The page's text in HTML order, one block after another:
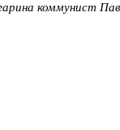
коммунист